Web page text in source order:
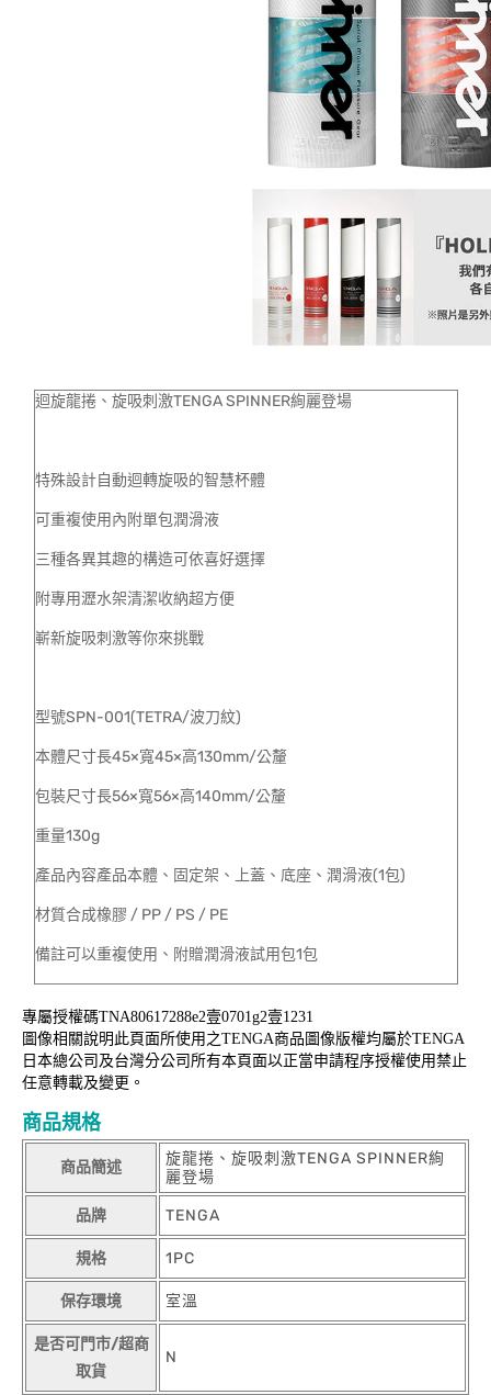
迴旋龍捲、旋吸刺激TENGA SPINNER絢麗登場
特殊設計自動迴轉旋吸的智慧杯體
可重複使用內附單包潤滑液
三種各異其趣的構造可依喜好選擇
附專用瀝水架清潔收納超方便
嶄新旋吸刺激等你來挑戰
型號SPN-001(TETRA/波刀紋)
本體尺寸長45×寬45×高130mm/公釐
包裝尺寸長56×寬56×高140mm/公釐
重量130g
產品內容產品本體、固定架、上蓋、底座、潤滑液(1包)
材質合成橡膠 / PP / PS / PE
備註可以重複使用、附贈潤滑液試用包1包
專屬授權碼TNA80617288e2壹0701g2壹1231
圖像相關說明此頁面所使用之TENGA商品圖像版權均屬於TENGA
日本總公司及台灣分公司所有本頁面以正當申請程序授權使用禁止
任意轉載及變更。
商品規格
商品簡述
旋龍捲、旋吸刺激TENGA SPINNER絢
麗登場
品牌 TENGA
規格 1PC
保存環境 室溫
是否可門市/超商
取貨
N